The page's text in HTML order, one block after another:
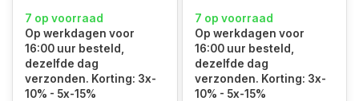
7 op voorraad
Op werkdagen voor
16:00 uur besteld,
dezelfde dag
verzonden. Korting: 3x-
10% - 5x-15%
7 op voorraad
Op werkdagen voor
16:00 uur besteld,
dezelfde dag
verzonden. Korting: 3x-
10% - 5x-15%